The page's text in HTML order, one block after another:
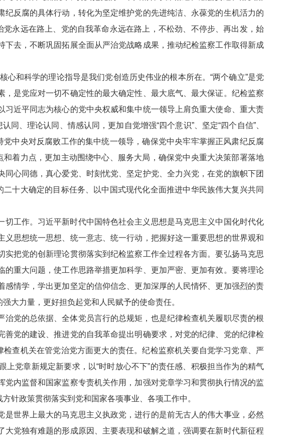
反腐的具体行动，转化为坚定维护党的先进纯洁、永葆党的生机活力的
永远在路上、党的自我革命永远在路上，不松劲、不停步、再出发，始
去，不断巩固拓展全面从严治党战略成果，推动纪检监察工作取得新成
心和科学的理论指导是我们党创造历史伟业的根本所在。“两个确立”是党
是党应对一切不确定性的最大确定性、最大底气、最大保证。纪检监察
近平同志为核心的党中央权威和集中统一领导上肩负重大使命、重大责
、理论认同、情感认同，更加自觉增强“四个意识”、坚定“四个自信”、
中央对反腐败工作的集中统一领导，确保党中央牢牢掌握正风肃纪反腐
着力点，更加主动围绕中心、服务大局，确保党中央重大决策部署落地
心同德，真心爱党、时刻忧党、坚定护党、全力兴党，在党的旗帜下团
十大确定的目标任务、以中国式现代化全面推进中华民族伟大复兴共同
工作。习近平新时代中国特色社会主义思想是马克思主义中国化时代化
思想统一思想、统一意志、统一行动，把握好这一重要思想的世界观和
把党的创新理论贯彻落实到纪检监察工作全过程各方面。要弘扬马克思
重大问题，使工作思路举措更加科学、更加严密、更加有效。要将理论
情学，学出更加坚定的信仰信念、更加深厚的人民情怀、更加强烈的责
大力量，更好担负起党和人民赋予的使命责任。
党的总依据、全体党员言行的总规矩，也是纪律检查机关履职尽责的根
党的建设、推进党的自我革命提出明确要求，对党的纪律、党的纪律检
查机关在管党治党方面更大的责任。纪检监察机关要自觉学习党章、严
党章新规定新要求，以“时时放心不下”的责任感、积极担当作为的精气
内监督和国家监察专责机关作用，加强对党章学习和贯彻执行情况的监
针政策贯彻落实到党和国家各项事业、各项工作中。
世界上最大的马克思主义执政党，进行的是前无古人的伟大事业，必然
党独有难题的形成原因、主要表现和破解之道，强调要在新时代新征程